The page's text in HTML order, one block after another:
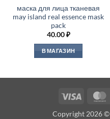
маска для лица тканевая
may island real essence mask
pack
40.00₽
В МАГАЗИН
Visa
Copyright 2026 ©